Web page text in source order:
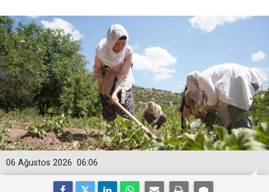
06:06
06 Ağustos 2026